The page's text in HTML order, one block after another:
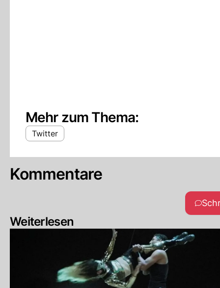
Mehr zum Thema:
Twitter
Kommentare
Weiterlesen